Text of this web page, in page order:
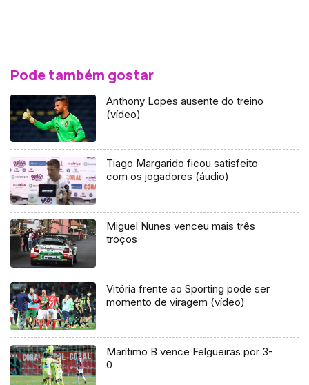
Pode também gostar
Anthony Lopes ausente do treino
(vídeo)
Tiago Margarido ficou satisfeito
com os jogadores (áudio)
Miguel Nunes venceu mais três
troços
Vitória frente ao Sporting pode ser
momento de viragem (vídeo)
Marítimo B vence Felgueiras por 3-
0